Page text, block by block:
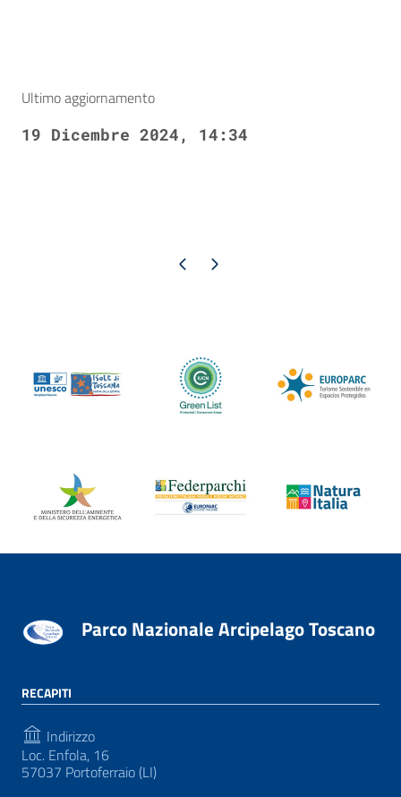
Ultimo aggiornamento
19 Dicembre 2024, 14:34
Pagina precedente
Pagina successiva
Parco Nazionale Arcipelago Toscano
RECAPITI
Indirizzo
Loc. Enfola, 16
57037 Portoferraio (LI)